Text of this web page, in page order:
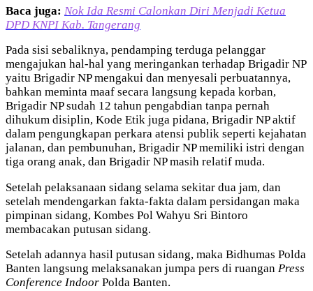
Baca juga: Nok Ida Resmi Calonkan Diri Menjadi Ketua
DPD KNPI Kab. Tangerang
Pada sisi sebaliknya, pendamping terduga pelanggar
mengajukan hal-hal yang meringankan terhadap Brigadir NP
yaitu Brigadir NP mengakui dan menyesali perbuatannya,
bahkan meminta maaf secara langsung kepada korban,
Brigadir NP sudah 12 tahun pengabdian tanpa pernah
dihukum disiplin, Kode Etik juga pidana, Brigadir NP aktif
dalam pengungkapan perkara atensi publik seperti kejahatan
jalanan, dan pembunuhan, Brigadir NP memiliki istri dengan
tiga orang anak, dan Brigadir NP masih relatif muda.
Setelah pelaksanaan sidang selama sekitar dua jam, dan
setelah mendengarkan fakta-fakta dalam persidangan maka
pimpinan sidang, Kombes Pol Wahyu Sri Bintoro
membacakan putusan sidang.
Setelah adannya hasil putusan sidang, maka Bidhumas Polda
Banten langsung melaksanakan jumpa pers di ruangan Press
Conference Indoor Polda Banten.